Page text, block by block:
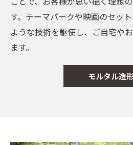
す。テーマパークや映画のセッ
ような技術を駆使し、ご自宅や
ます。
モルタル造